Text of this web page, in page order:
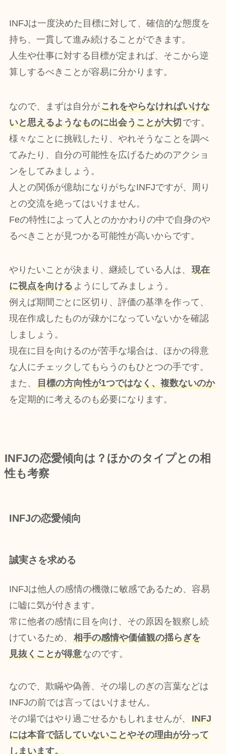
INFJは一度決めた目標に対して、確信的な態度を
持ち、一貫して進み続けることができます。
人生や仕事に対する目標が定まれば、そこから逆
算しするべきことが容易に分かります。
なので、まずは自分がこれをやらなければいけな
いと思えるようなものに出会うことが大切です。
様々なことに挑戦したり、やれそうなことを調べ
てみたり、自分の可能性を広げるためのアクショ
ンをしてみましょう。
人との関係が億劫になりがちなINFJですが、周り
との交流を絶ってはいけません。
Feの特性によって人とのかかわりの中で自身のや
るべきことが見つかる可能性が高いからです。
やりたいことが決まり、継続している人は、 現在
に視点を向けるようにしてみましょう。
例えば期間ごとに区切り、評価の基準を作って、
現在作成したものが疎かになっていないかを確認
しましょう。
現在に目を向けるのが苦手な場合は、ほかの得意
な人にチェックしてもらうのもひとつの手です。
また、 目標の方向性が1つではなく、複数ないのか
を定期的に考えるのも必要になります。
INFJの恋愛傾向は？ほかのタイプとの相
性も考察
INFJの恋愛傾向
誠実さを求める
INFJは他人の感情の機微に敏感であるため、容易
に嘘に気が付きます。
常に他者の感情に目を向け、その原因を観察し続
けているため、 相手の感情や価値観の揺らぎを
見抜くことが得意なのです。
なので、欺瞞や偽善、その場しのぎの言葉などは
INFJの前では言ってはいけません。
その場ではやり過ごせるかもしれませんが、 INFJ
には本音で話していないことやその理由が分って
しまいます。